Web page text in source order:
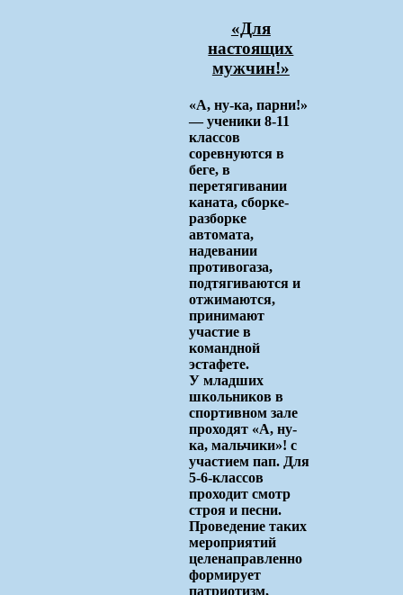
«Для
настоящих
мужчин!»
«А, ну-ка, парни!»
— ученики 8-11
классов
соревнуются в
беге, в
перетягивании
каната, сборке-
разборке
автомата,
надевании
противогаза,
подтягиваются и
отжимаются,
принимают
участие в
командной
эстафете.
У младших
школьников в
спортивном зале
проходят «А, ну-
ка, мальчики»! с
участием пап. Для
5-6-классов
проходит смотр
строя и песни.
Проведение таких
мероприятий
целенаправленно
формирует
патриотизм,